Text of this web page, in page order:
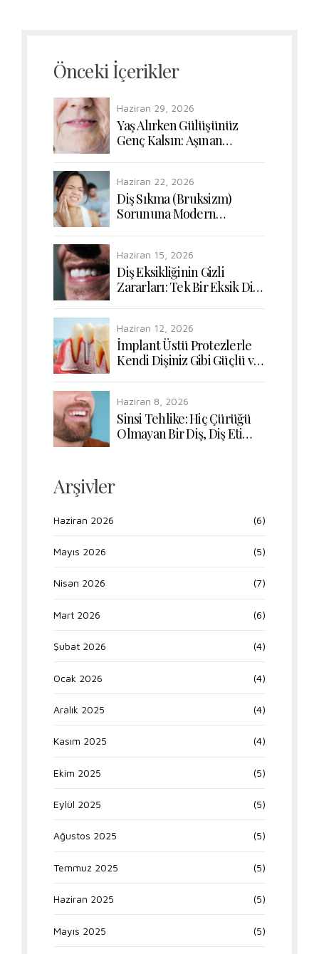
Önceki İçerikler
Haziran 29, 2026
Yaş Alırken Gülüşünüz
Genç Kalsın: Aşınan
Kazanılması
Haziran 22, 2026
Diş Sıkma (Bruksizm)
Sorununa Modern
Haziran 15, 2026
Diş Eksikliğinin Gizli
Zararları: Tek Bir Eksik Diş
Haziran 12, 2026
İmplant Üstü Protezlerle
Kendi Dişiniz Gibi Güçlü ve
Haziran 8, 2026
Sinsi Tehlike: Hiç Çürüğü
Olmayan Bir Diş, Diş Eti
Arşivler
Haziran 2026 (6)
Mayıs 2026 (5)
Nisan 2026 (7)
Mart 2026 (6)
Şubat 2026 (4)
Ocak 2026 (4)
Aralık 2025 (4)
Kasım 2025 (4)
Ekim 2025 (5)
Eylül 2025 (5)
Ağustos 2025 (5)
Temmuz 2025 (5)
Haziran 2025 (5)
Mayıs 2025 (5)